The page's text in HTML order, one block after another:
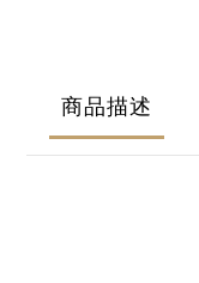
商品描述